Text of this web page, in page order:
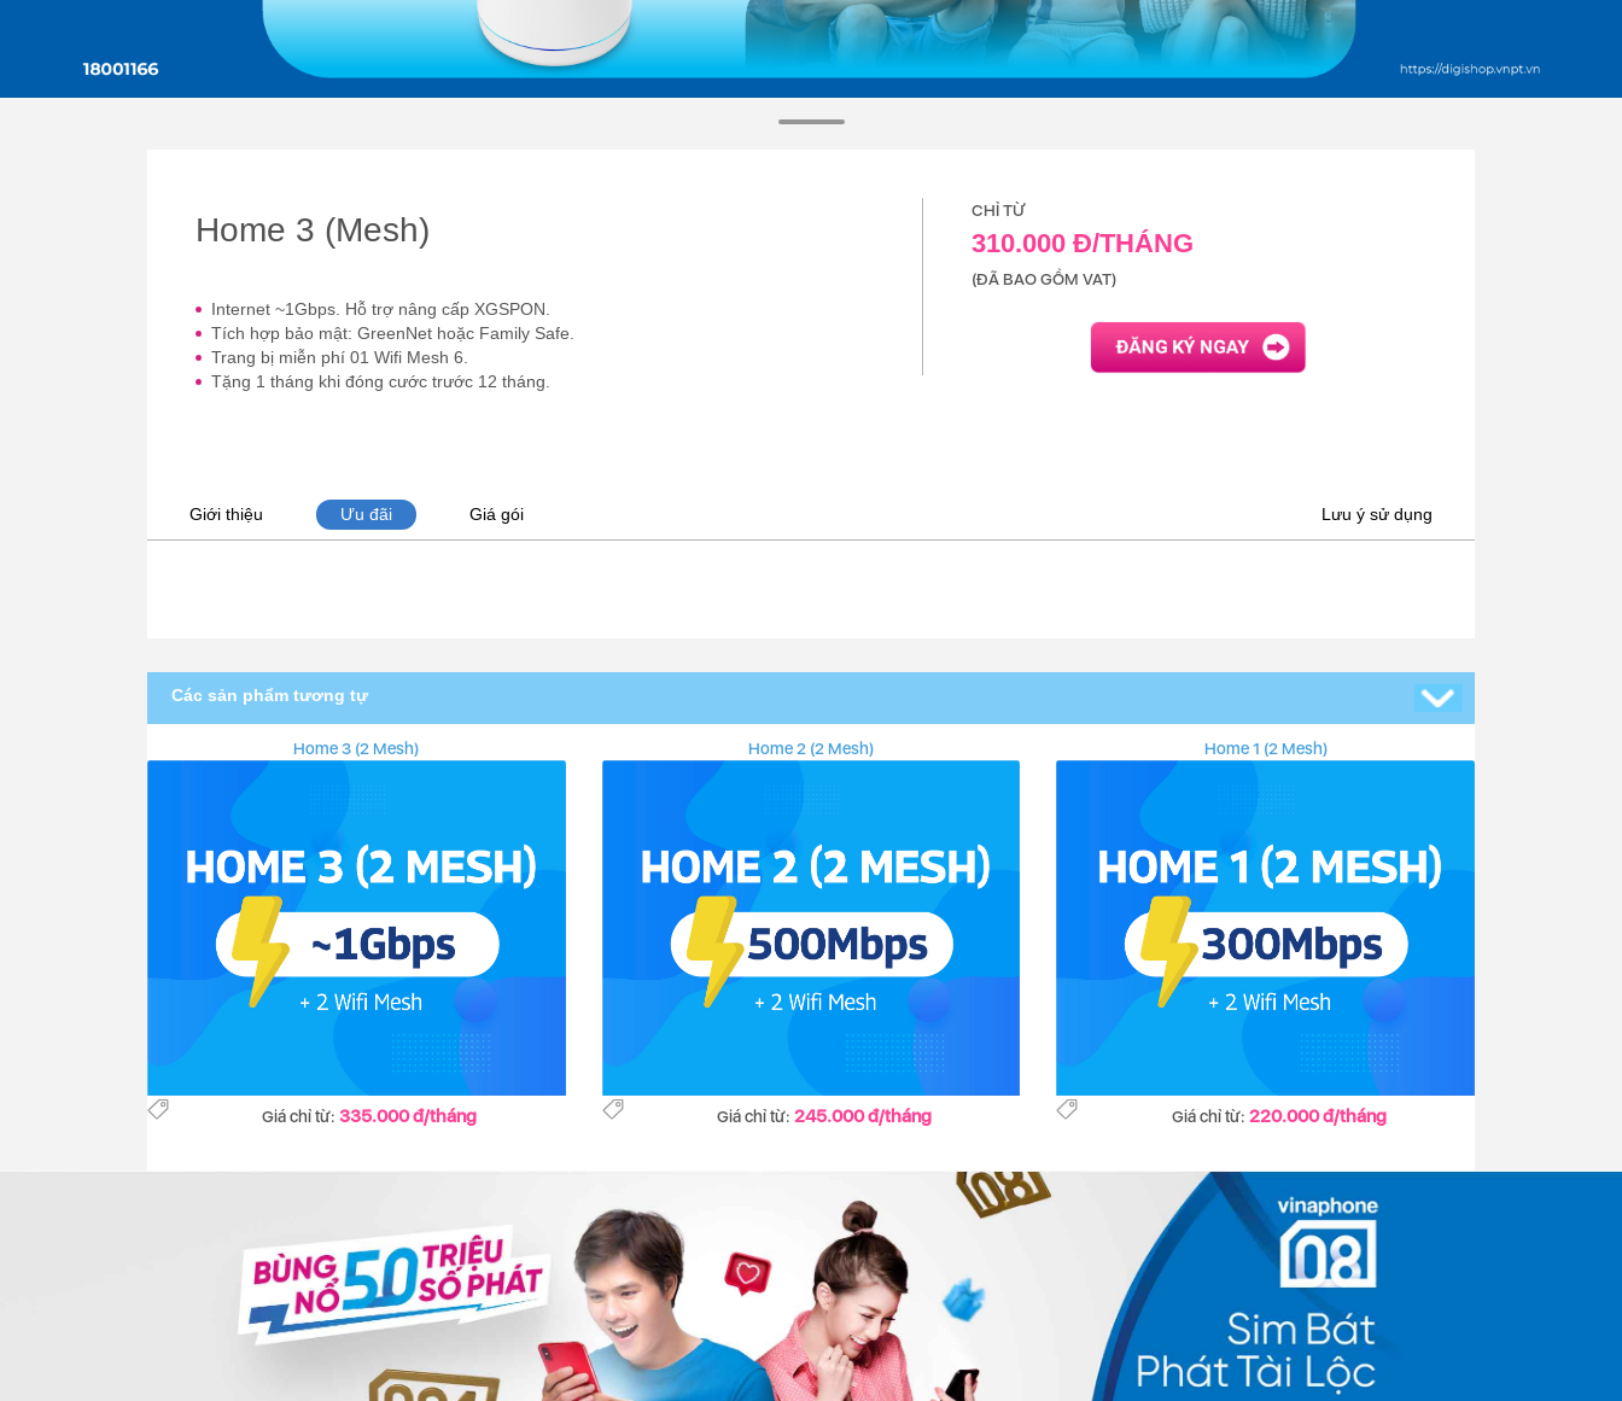
Home 3 (Mesh)
Internet ~1Gbps. Hỗ trợ nâng cấp XGSPON.
Tích hợp bảo mật: GreenNet hoặc Family Safe.
Trang bị miễn phí 01 Wifi Mesh 6.
Tặng 1 tháng khi đóng cước trước 12 tháng.
CHỈ TỪ
310.000 Đ/THÁNG
(ĐÃ BAO GỒM VAT)
Giới thiệu Ưu đãi Giá gói Lưu ý sử dụng
Các sản phẩm tương tự
Home 3 (2 Mesh)
Giá chỉ từ:335.000 đ/tháng
Home 2 (2 Mesh)
Giá chỉ từ: 245.000 đ/tháng
Home 1 (2 Mesh)
Giá chỉ từ: 220.000 đ/tháng